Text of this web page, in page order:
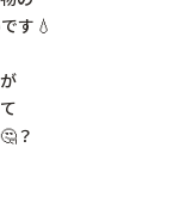
す💧
？